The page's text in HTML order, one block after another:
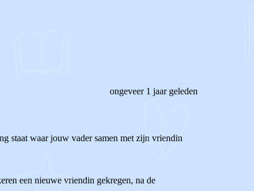
ongeveer 1 jaar geleden
staat waar jouw vader samen met zijn vriendin
een nieuwe vriendin gekregen, na de